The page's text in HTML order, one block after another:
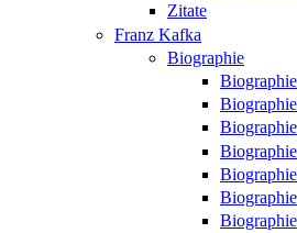
Zitate
Franz Kafka
Biographie